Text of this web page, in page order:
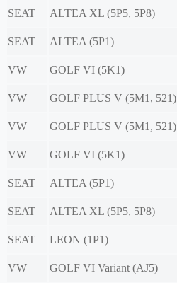
SEAT ALTEA XL (5P5, 5P8)
SEAT
ALTEA (5P1)
VW
GOLF VI (5K1)
VW
GOLF PLUS V (5M1, 521)
VW
GOLF PLUS V (5M1, 521)
VW
GOLF VI (5K1)
SEAT
ALTEA (5P1)
SEAT
ALTEA XL (5P5, 5P8)
SEAT
LEON (1P1)
VW
GOLF VI Variant (AJ5)